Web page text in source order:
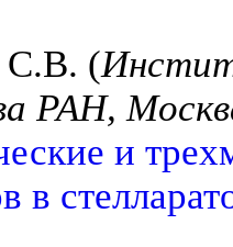
С.В. (
РАН,
и
в